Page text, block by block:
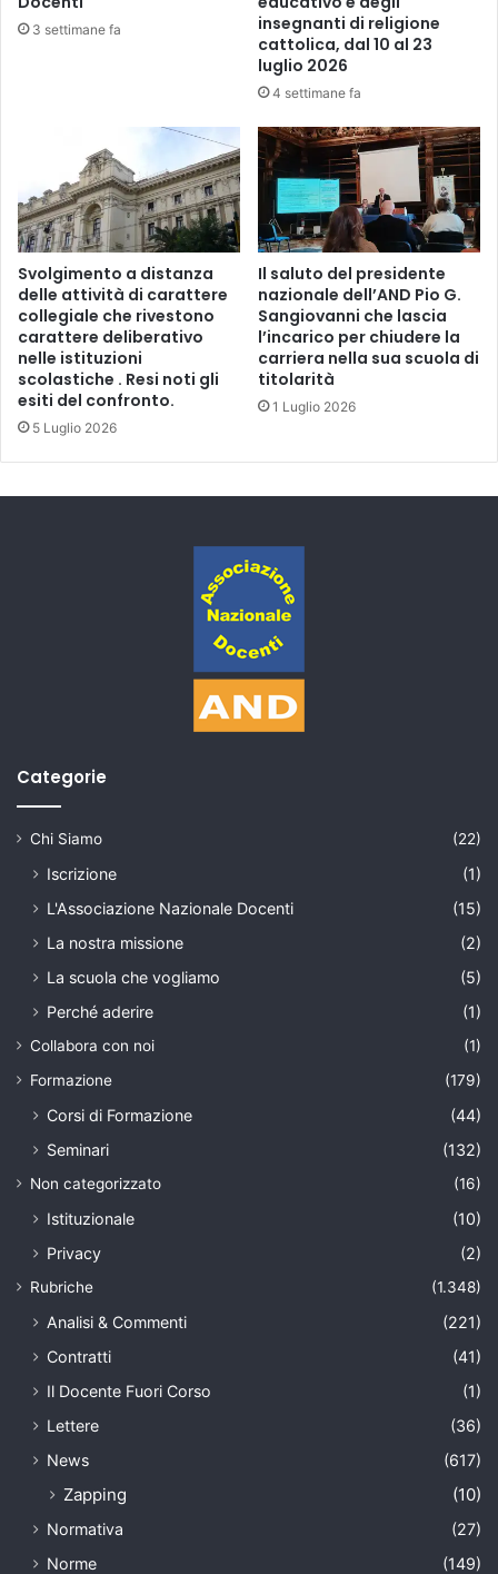
r
i
a
d
l
s
c
e
n
t
3 settimane fa
insegnanti di religione
cattolica, dal 10 al 23
luglio 2026
4 settimane fa
Svolgimento a distanza
delle attività di carattere
collegiale che rivestono
carattere deliberativo
nelle istituzioni
scolastiche . Resi noti gli
esiti del confronto.
5 Luglio 2026
Il saluto del presidente
nazionale dell’AND Pio G.
Sangiovanni che lascia
l’incarico per chiudere la
carriera nella sua scuola di
titolarità
1 Luglio 2026
Categorie
Chi Siamo (22)
Iscrizione
(1)
L'Associazione Nazionale Docenti
(15)
La nostra missione
(2)
La scuola che vogliamo
(5)
Perché aderire
(1)
Collabora con noi
(1)
Formazione
(179)
Corsi di Formazione
(44)
Seminari
(132)
Non categorizzato (16)
Istituzionale
(10)
Privacy
(2)
Rubriche (1.348)
Analisi & Commenti
(221)
Contratti
(41)
Il Docente Fuori Corso
(1)
Lettere
(36)
News
(617)
Zapping (10)
Normativa
(27)
Norme
(149)